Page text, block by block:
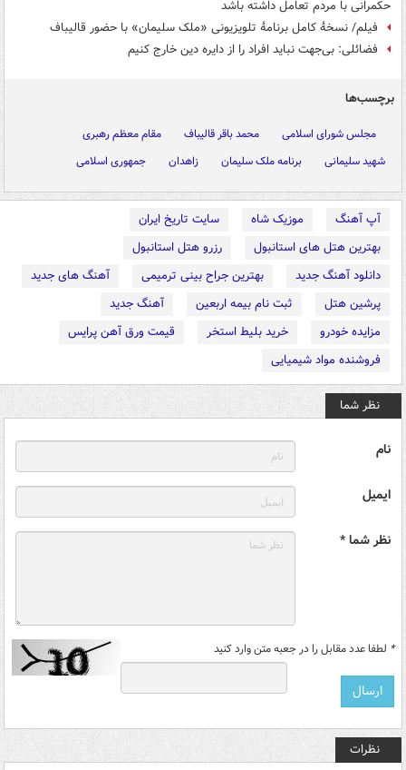
حکمرانی با مردم تعامل داشته باشد
فیلم/ نسخۀ کامل برنامۀ تلویزیونی «ملک سلیمان» با حضور قالیباف
فضائلی: بی‌جهت نباید افراد را از دایره دین خارج کنیم
برچسب‌ها
مجلس شورای اسلامی محمد باقر قالیباف
مقام معظم رهبری
شهید سلیمانی
برنامه ملک سلیمان زاهدان جمهوری اسلامی
آپ آهنگ موزیک شاه
سایت تاریخ ایران
بهترین هتل های استانبول
رزرو هتل استانبول
دانلود آهنگ جدید
بهترین جراح بینی ترمیمی
آهنگ های جدید
پرشین هتل
ثبت نام بیمه اربعین
آهنگ جدید
مزایده خودرو
خرید بلیط استخر
قیمت ورق آهن پرایس
فروشنده مواد شیمیایی
نظر شما
نام
ایمیل
نظر شما *
* لطفا عدد مقابل را در جعبه متن وارد کنید
نظرات